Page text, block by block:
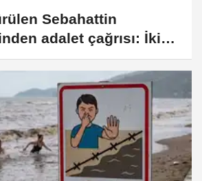
Sebahattin
adalet çağrısı: İki